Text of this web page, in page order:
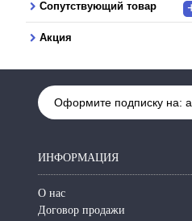
Сопутствующий товар
Акция
Оформите подписку на:
ИНФОРМАЦИЯ
О нас
Договор продажи